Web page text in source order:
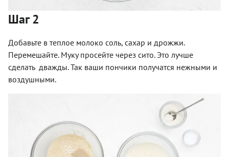
Шаг 2
Добавьте в теплое молоко соль, сахар и дрожжи.
Перемешайте. Муку просейте через сито. Это лучше
сделать дважды. Так ваши пончики получатся нежными и
воздушными.